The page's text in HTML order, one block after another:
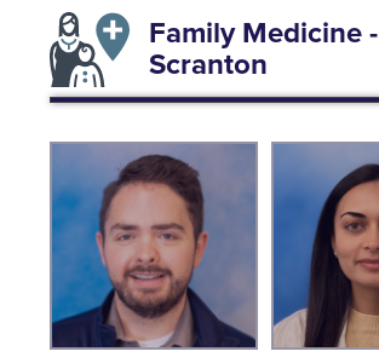
Family Medicine -
Scranton